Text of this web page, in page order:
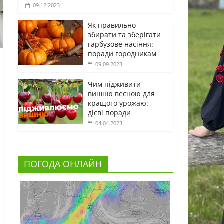
09.12.2023
Як правильно
збирати та зберігати
гарбузове насіння:
поради городникам
09.09.2023
Чим підживити
вишню весною для
кращого урожаю:
дієві поради
04.04.2023
ПОГОДА ОНЛАЙН